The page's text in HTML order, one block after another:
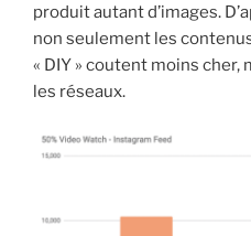
produit autant d’images.
non seulement les
« DIY » coutent moins
les réseaux.